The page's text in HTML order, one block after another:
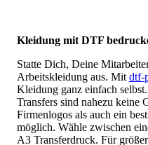
Kleidung mit DTF
Statte Dich, Deine
Arbeitskleidung aus. Mit dtf-
Kleidung ganz einfach
Transfers sind nahezu keine
Firmenlogos als auch ein
möglich. Wähle zwischen
A3 Transferdruck. Für